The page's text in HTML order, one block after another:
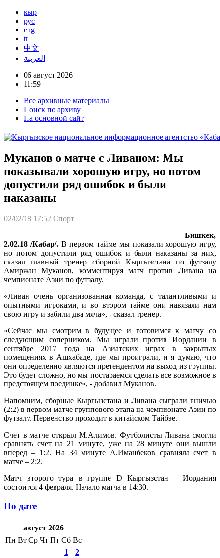
кыр
рус
eng
tr
中文
العربية
06 август 2026
11:59
Все архивные материалы
Поиск по архиву
На основной сайт
Муканов о матче с Ливаном: Мы
показывали хорошую игру, но потом
допустили ряд ошибок и были
наказаны
02/02/18 17:52 Спорт
Бишкек,
2.02.18 /Кабар/.В первом тайме мы показали хорошую игру,
но потом допустили ряд ошибок и были наказаны за них,
сказал главный тренер сборной Кыргызстана по футзалу
Амиржан Муканов, комментируя матч против Ливана на
чемпионате Азии по футзалу.
«Ливан очень организованная команда, с талантливыми и
опытными игроками, и во втором тайме они навязали нам
свою игру и забили два мяча», - сказал тренер.
«Сейчас мы смотрим в будущее и готовимся к матчу со
следующим соперником. Мы играли против Иордании в
сентябре 2017 года на Азиатских играх в закрытых
помещениях в Ашхабаде, где мы проиграли, и я думаю, что
они определенно являются претендентом на выход из группы.
Это будет сложно, но мы постараемся сделать все возможное в
предстоящем поединке», - добавил Муканов.
Напомним, сборные Кыргызстана и Ливана сыграли вничью
(2:2) в первом матче группового этапа на чемпионате Азии по
футзалу. Первенство проходит в китайском Тайбэе.
Счет в матче открыл М.Алимов. Футболисты Ливана смогли
сравнять счет на 21 минуте, уже на 28 минуте они вышли
вперед – 1:2. На 34 минуте А.Иманбеков сравняла счет в
матче – 2:2.
Матч второго тура в группе D Кыргызстан – Иордания
состоится 4 февраля. Начало матча в 14:30.
По дате
август 2026
Пн Вт Ср Чт Пт Сб Вс
1
2